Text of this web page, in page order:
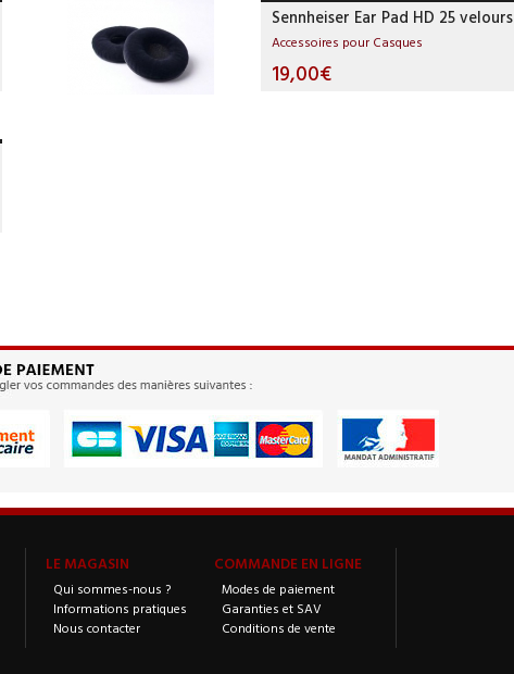
Sennheiser Ear Pad HD 25 velours
Accessoires pour Casques
19,00€
LE MAGASIN
Qui sommes-nous ?
Informations pratiques
Nous contacter
COMMANDE EN LIGNE
Modes de paiement
Garanties et SAV
Conditions de vente